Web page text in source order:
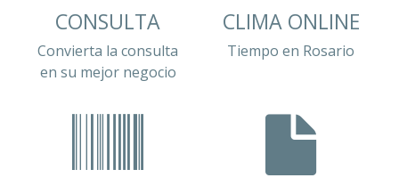
CONSULTA
Convierta la consulta
en su mejor negocio
CLIMA ONLINE
Tiempo en Rosario